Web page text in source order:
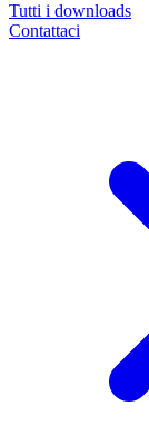
Tutti i downloads
Contattaci